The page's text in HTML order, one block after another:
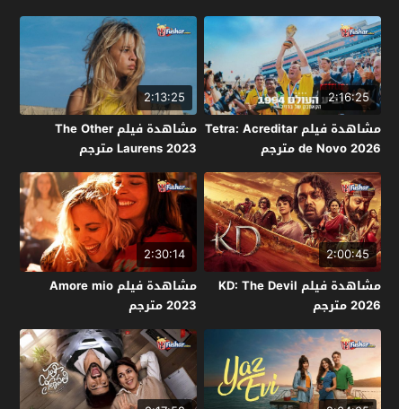
2:16:25
مشاهدة فيلم Tetra: Acreditar
de Novo 2026 مترجم
2:13:25
مشاهدة فيلم The Other
Laurens 2023 مترجم
2:00:45
مشاهدة فيلم KD: The Devil
2026 مترجم
2:30:14
مشاهدة فيلم Amore mio
2023 مترجم